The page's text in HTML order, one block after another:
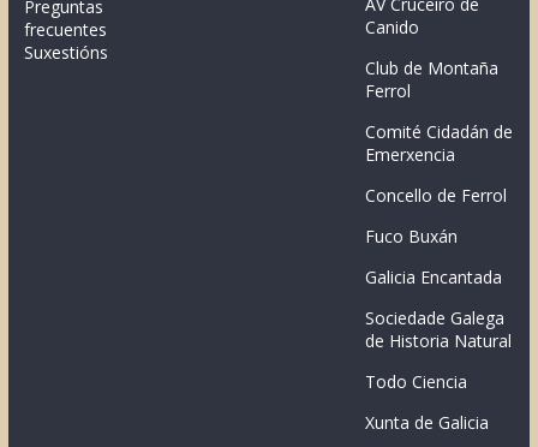
Preguntas
frecuentes
Suxestións
Canido
Club de Montaña
Ferrol
Comité Cidadán de
Emerxencia
Concello de Ferrol
Fuco Buxán
Galicia Encantada
Sociedade Galega
de Historia Natural
Todo Ciencia
Xunta de Galicia